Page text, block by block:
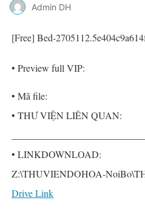
Admin DH
[Free] Bed-
• Preview full VIP:
• Mã file:
• THƯ VIỆN LIÊN QUAN:
• LINKDOWNLOAD:
Z:\THUVIENDOHOA-
Drive Link